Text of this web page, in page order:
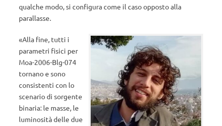
qualche modo, si configura come il caso opposto alla
parallasse.
«Alla fine, tutti i
parametri fisici per
Moa-2006-Blg-074
tornano e sono
consistenti con lo
scenario di sorgente
binaria: le masse, le
luminosità delle due